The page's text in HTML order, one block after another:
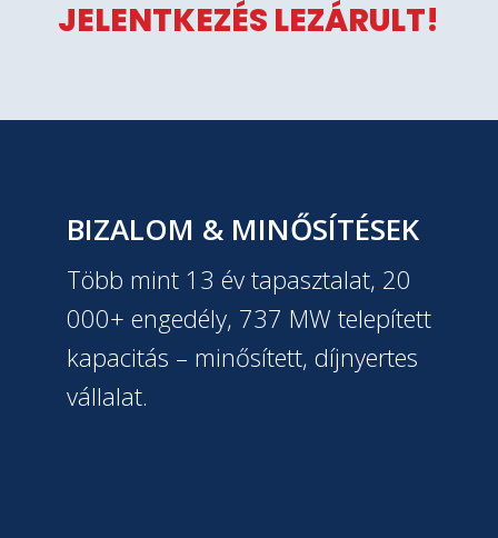
JELENTKEZÉS LEZÁRULT!
BIZALOM & MINŐSÍTÉSEK
Több mint 13 év tapasztalat, 20
000+ engedély, 737 MW telepített
kapacitás – minősített, díjnyertes
vállalat.